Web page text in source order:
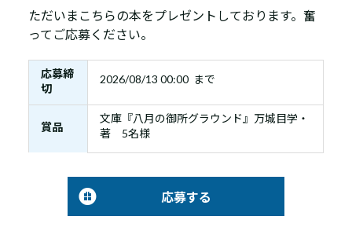
ただいまこちらの本をプレゼントしております。奮
ってご応募ください。
応募締
切
2026/08/13 00:00 まで
賞品
文庫『八月の御所グラウンド』万城目学・
著 5名様
応募する